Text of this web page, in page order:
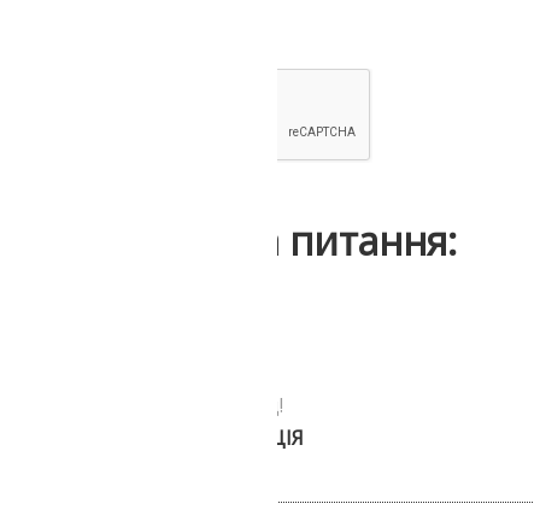
Інші відгуки та питання:
Передзвонюємо за 30 секунд!
БЕЗКОШТОВНА КОНСУЛЬТАЦІЯ